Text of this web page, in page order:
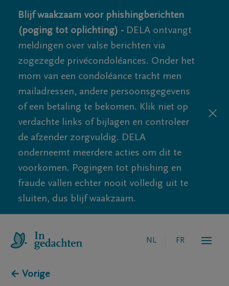
Blijf waakzaam voor phishingberichten
(poging tot oplichting) - DELA ontvangt
meldingen over valse berichten via
zogezegde privécondoléances. Onder het
mom van een condoléance tracht men
mailadressen, andere persoonsgegevens
of een betaling te bekomen. Klik niet op
verdachte links of bijlagen en controleer
de afzender zorgvuldig. DELA
onderneemt meerdere acties om dit te
voorkomen. Pogingen tot phishing en
fraude vallen echter nooit volledig uit te
sluiten, dus blijf waakzaam.
NL FR
← Vorige